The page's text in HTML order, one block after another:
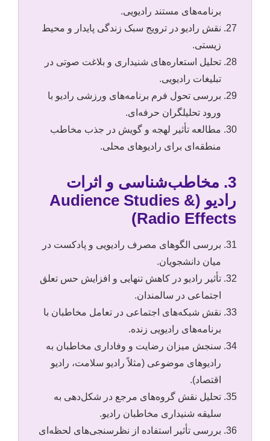
برنامه‌های مستند رادیویی.
نقش رادیو در ترویج سبک زندگی پایدار و محیط
زیستی.
تحلیل استعاره‌های شنیداری و بلاغت صوتی در
تبلیغات رادیویی.
بررسی تحول فرم برنامه‌های ورزشی رادیو با
ورود تحلیلگران حرفه‌ای.
مطالعه تأثیر لهجه و گویش در جذب مخاطب
منطقه‌ای برای رادیوهای محلی.
3. مخاطب‌شناسی و اثرات
رادیو (Audience Studies &
Radio Effects)
بررسی الگوهای مصرف رادیویی و پادکست در
میان دانشجویان.
تأثیر رادیو در کاهش تنهایی و افزایش حس تعلق
اجتماعی در سالمندان.
نقش شبکه‌های اجتماعی در تعامل مخاطبان با
برنامه‌های رادیویی زنده.
سنجش میزان رضایت و وفاداری مخاطبان به
رادیوهای موضوعی (مثلاً رادیو سلامت، رادیو
اقتصاد).
تحلیل نقش گروه‌های مرجع در شکل‌دهی به
سلیقه شنیداری مخاطبان رادیو.
بررسی تأثیر استفاده از نظرسنجی‌های لحظه‌ای